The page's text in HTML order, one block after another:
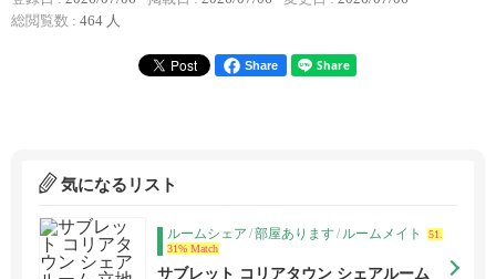
総閲覧数 : 464 人
Share
気になるリスト
ルームシェア /部屋あります/ ルームメイト
51.
31% Match
サブレット コリアタウン シェアルーム